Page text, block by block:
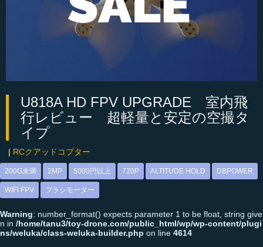
U818A HD FPV UPGRADE 室内飛
行レビュー 超軽量と安定の空撮タ
イプ
RCクアッドコプター
200G未満 2MP 5000円以上 720P ALTITUDE HOLD DBPOWER
WIFI FPV ブラシモーター
Warning: number_format() expects parameter 1 to be float, string give
n in /home/tanu3/toy-drone.com/public_html/wp/wp-content/plugi
ns/weluka/class-weluka-builder.php on line 4614